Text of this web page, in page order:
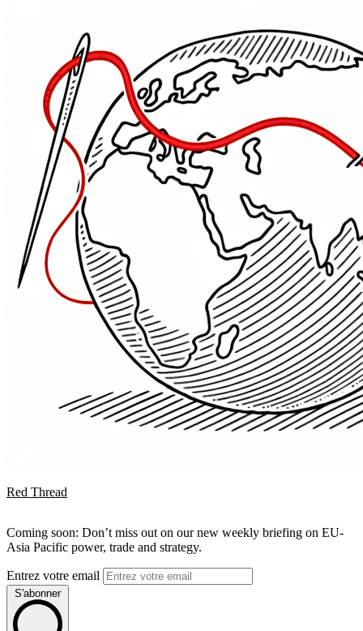
Red Thread
Coming soon: Don’t miss out on our new weekly briefing on EU-
Asia Pacific power, trade and strategy.
Entrez votre email
S'abonner